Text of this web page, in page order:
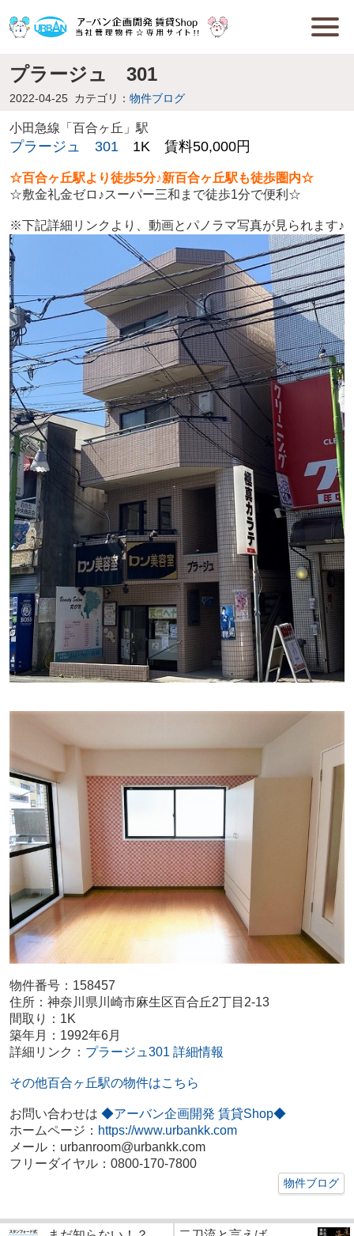
プラージュ 301
2022-04-25 カテゴリ： 物件ブログ
小田急線「百合ヶ丘」駅
プラージュ 301 1K 賃料50,000円
☆百合ヶ丘駅より徒歩5分♪新百合ヶ丘駅も徒歩圏内☆
☆敷金礼金ゼロ♪スーパー三和まで徒歩1分で便利☆
※下記詳細リンクより、動画とパノラマ写真が見られます♪
物件番号：158457
住所：神奈川県川崎市麻生区百合丘2丁目2-13
間取り：1K
築年月：1992年6月
詳細リンク： プラージュ301 詳細情報
その他百合ヶ丘駅の物件はこちら
お問い合わせは ◆アーバン企画開発 賃貸Shop◆
ホームページ： https://www.urbankk.com
メール：urbanroom@urbankk.com
フリーダイヤル：0800-170-7800
物件ブログ